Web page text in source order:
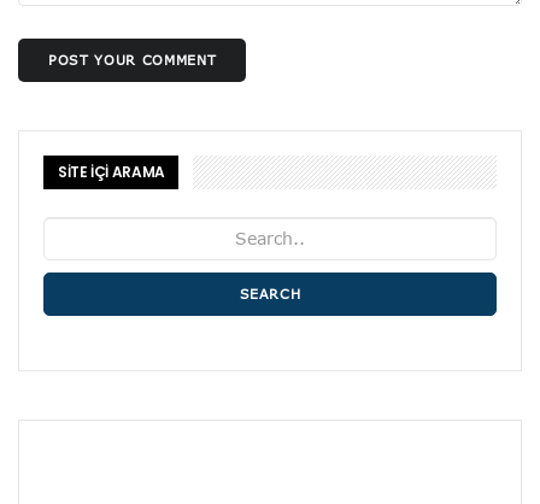
POST YOUR COMMENT
SİTE İÇİ ARAMA
SEARCH